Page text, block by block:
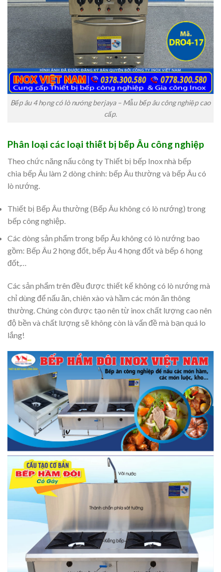
Bếp âu 4 họng có lò nướng berjaya – Mẫu bếp âu công nghiệp cao
cấp.
Phân loại các loại thiết bị bếp Âu công nghiệp
Theo chức năng nấu công ty Thiết bị bếp Inox nhà bếp
chia bếp Âu làm 2 dòng chính: bếp Âu thường và bếp Âu có
lò nướng.
Thiết bị Bếp Âu thường (Bếp Âu không có lò nướng) trong
bếp công nghiệp.
Các dòng sản phẩm trong bếp Âu không có lò nướng bao
gồm: Bếp Âu 2 họng đốt, bếp Âu 4 họng đốt và bếp 6 họng
đốt,…
Các sản phẩm trên đều được thiết kế không có lò nướng mà
chỉ dùng để nấu ăn, chiên xào và hầm các món ăn thông
thường. Chúng còn được tạo nên từ inox chất lượng cao nên
độ bền và chất lượng sẽ không còn là vấn đề mà bạn quá lo
lắng!